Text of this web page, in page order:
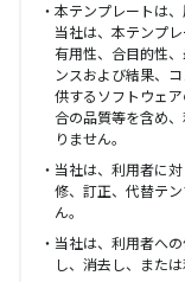
本テンプレートは
当社は、本テンプ
有用性、合目的性
ンスおよび結果、
供するソフトウェ
合の品質等を含め
りません。
当社は、利用者に
修、訂正、代替テ
ん。
当社は、利用者へ
し、消去し、また